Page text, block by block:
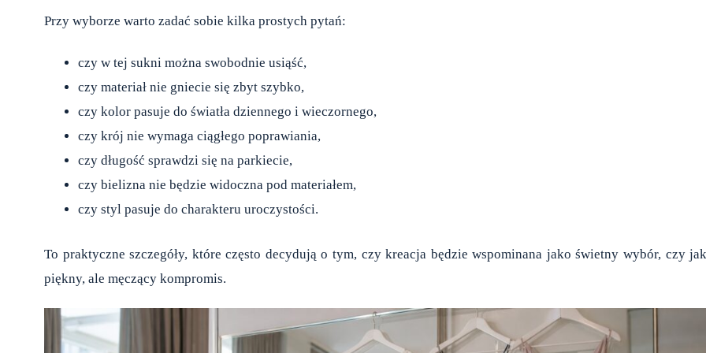
Przy wyborze warto zadać sobie kilka prostych pytań:
czy w tej sukni można swobodnie usiąść,
czy materiał nie gniecie się zbyt szybko,
czy kolor pasuje do światła dziennego i wieczornego,
czy krój nie wymaga ciągłego poprawiania,
czy długość sprawdzi się na parkiecie,
czy bielizna nie będzie widoczna pod materiałem,
czy styl pasuje do charakteru uroczystości.
To praktyczne szczegóły, które często decydują o tym, czy kreacja będzie wspominana jako świetny wybór, czy
piękny, ale męczący kompromis.